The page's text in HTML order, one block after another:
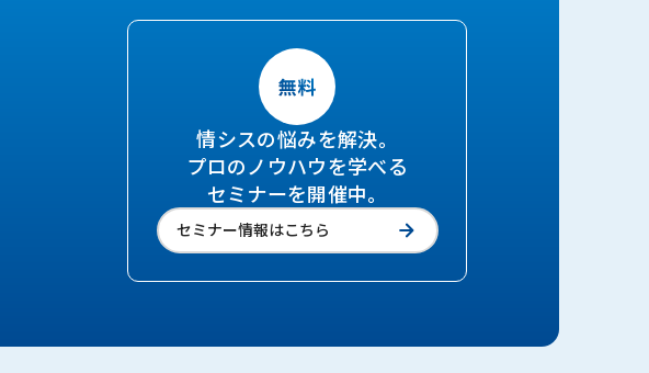
情シスの悩みを解決。
プロのノウハウを学べる
セミナーを開催中。
セミナー情報はこちら